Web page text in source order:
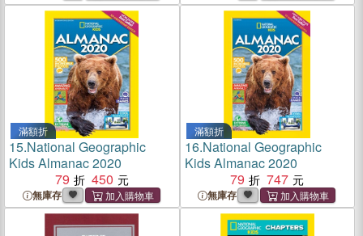
滿額折
15.National Geographic
Kids Almanac 2020
79
450
無庫存
滿額折
16.National Geographic
Kids Almanac 2020
79
747
無庫存